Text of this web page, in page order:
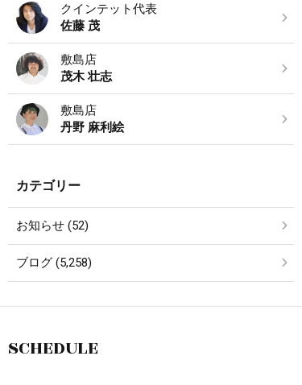
クインテット代表
佐藤 茂
敷島店
茂木 壮志
敷島店
丹野 麻利絵
カテゴリー
お知らせ (52)
ブログ (5,258)
SCHEDULE